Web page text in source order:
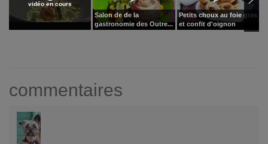
vidéo en cours
Salon de de la
gastronomie des Outre...
Petits choux au foie gras
et confit d'oignon
commentaires